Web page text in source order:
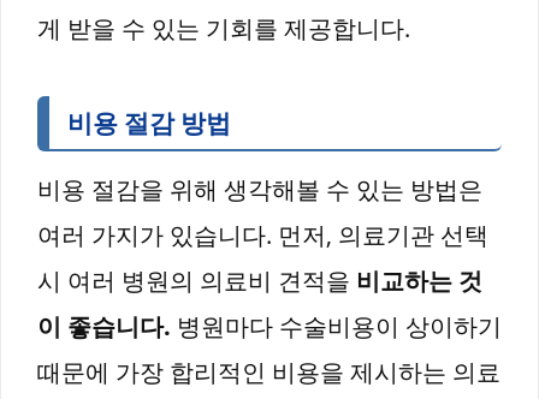
게 받을 수 있는 기회를 제공합니다.
비용 절감 방법
비용 절감을 위해 생각해볼 수 있는 방법은
여러 가지가 있습니다. 먼저, 의료기관 선택
시 여러 병원의 의료비 견적을 비교하는 것
이 좋습니다. 병원마다 수술비용이 상이하기
때문에 가장 합리적인 비용을 제시하는 의료